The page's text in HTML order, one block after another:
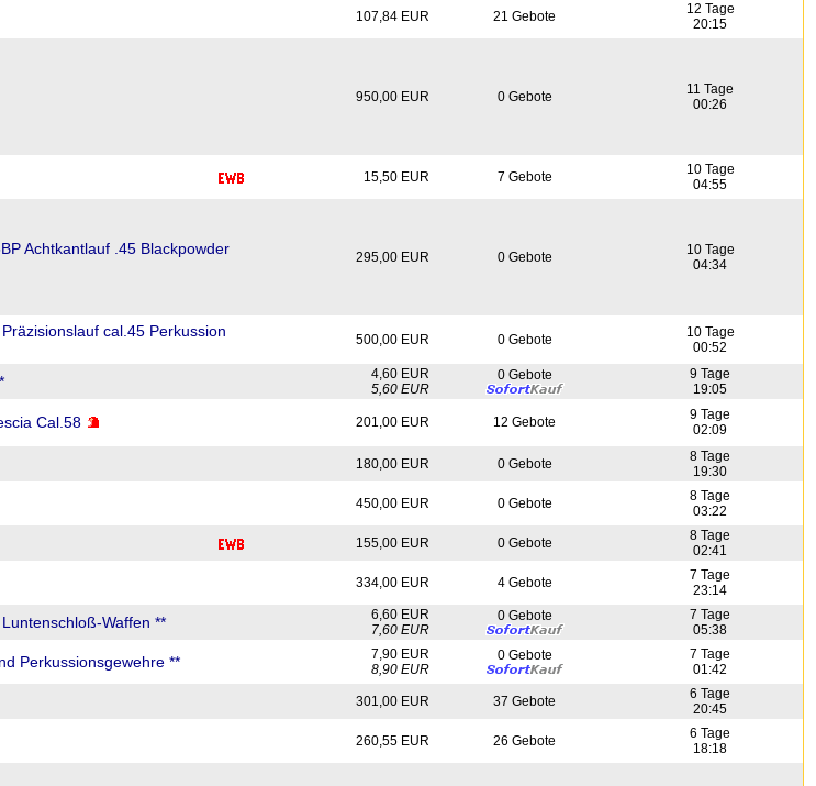
107,84 EUR 21 Gebote
12 Tage
20:15
950,00 EUR 0 Gebote
11 Tage
00:26
15,50 EUR 7 Gebote
10 Tage
04:55
Achtkantlauf .45 Blackpowder
295,00 EUR 0 Gebote
10 Tage
04:34
cal.45 Perkussion
500,00 EUR 0 Gebote
10 Tage
00:52
4,60 EUR
5,60 EUR
0 Gebote
9 Tage
19:05
Cal.58 201,00 EUR 12 Gebote
9 Tage
02:09
180,00 EUR 0 Gebote
8 Tage
19:30
450,00 EUR 0 Gebote
8 Tage
03:22
155,00 EUR 0 Gebote
8 Tage
02:41
334,00 EUR 4 Gebote
7 Tage
23:14
Waffen **
6,60 EUR
7,60 EUR
0 Gebote
7 Tage
05:38
Perkussionsgewehre **
7,90 EUR
8,90 EUR
0 Gebote
7 Tage
01:42
301,00 EUR 37 Gebote
6 Tage
20:45
260,55 EUR 26 Gebote
6 Tage
18:18